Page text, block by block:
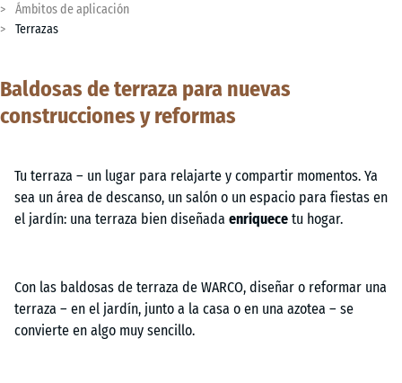
Ámbitos de aplicación
Terrazas
Baldosas de terraza para nuevas
construcciones y reformas
Tu terraza – un lugar para relajarte y compartir momentos. Ya
sea un área de descanso, un salón o un espacio para fiestas en
el jardín: una terraza bien diseñada enriquece tu hogar.
Con las baldosas de terraza de WARCO, diseñar o reformar una
terraza – en el jardín, junto a la casa o en una azotea – se
convierte en algo muy sencillo.